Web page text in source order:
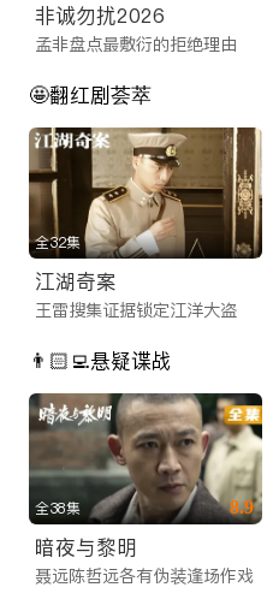
非诚勿扰2026
孟非盘点最敷衍的拒绝理由
🤩翻红剧荟萃
全32集
江湖奇案
王雷搜集证据锁定江洋大盗
👨🏻‍💻悬疑谍战
全38集 8.9
暗夜与黎明
聂远陈哲远各有伪装逢场作戏